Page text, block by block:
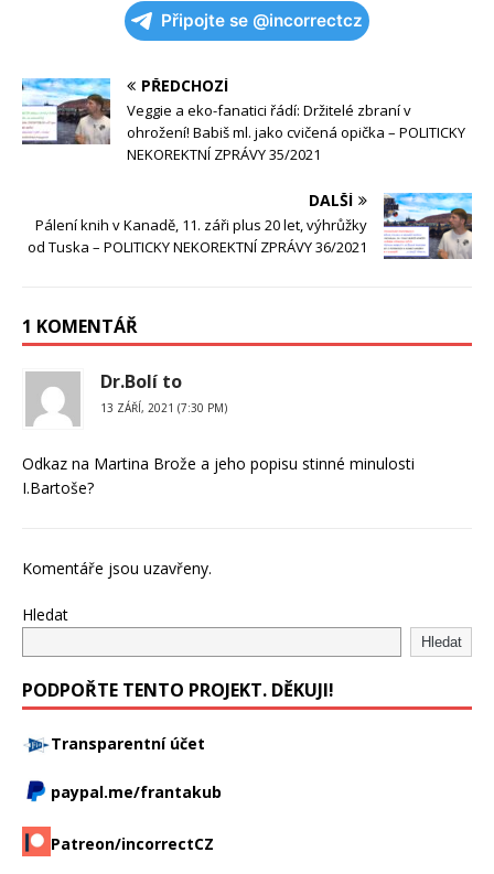
Připojte se @incorrectcz
PŘEDCHOZÍ
Veggie a eko-fanatici řádí: Držitelé zbraní v
ohrožení! Babiš ml. jako cvičená opička – POLITICKY
NEKOREKTNÍ ZPRÁVY 35/2021
DALŠÍ
Pálení knih v Kanadě, 11. záři plus 20 let, výhrůžky
od Tuska – POLITICKY NEKOREKTNÍ ZPRÁVY 36/2021
1 KOMENTÁŘ
Dr.Bolí to
13 ZÁŘÍ, 2021 (7:30 PM)
Odkaz na Martina Brože a jeho popisu stinné minulosti
I.Bartoše?
Komentáře jsou uzavřeny.
Hledat
Hledat
PODPOŘTE TENTO PROJEKT. DĚKUJI!
Transparentní účet
paypal.me/frantakub
Patreon/incorrectCZ